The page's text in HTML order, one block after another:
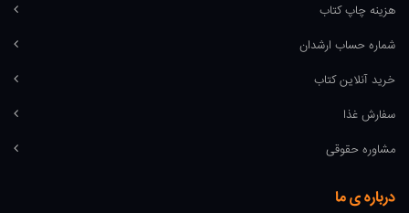
هزینه چاپ کتاب
شماره حساب ارشدان
خرید آنلاین کتاب
سفارش غذا
مشاوره حقوقی
درباره ی ما